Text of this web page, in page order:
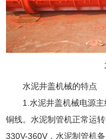
水泥井盖机械的特点
1.水泥井盖机械电源
铜线。水泥制管机正常运
330V-360V，水泥制管机